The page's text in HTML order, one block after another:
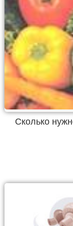
Сколько